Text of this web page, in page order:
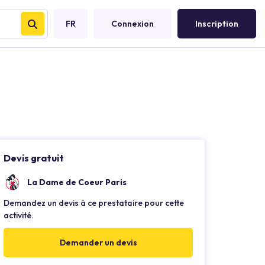
FR Connexion Inscription
Devis gratuit
La Dame de Coeur Paris
Demandez un devis à ce prestataire pour cette
activité.
Demander un devis